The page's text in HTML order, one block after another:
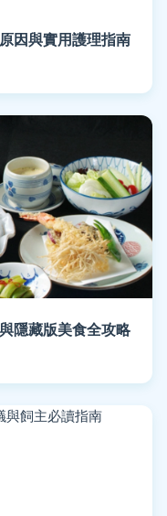
因與實用護理指南
隱藏版美食全攻略